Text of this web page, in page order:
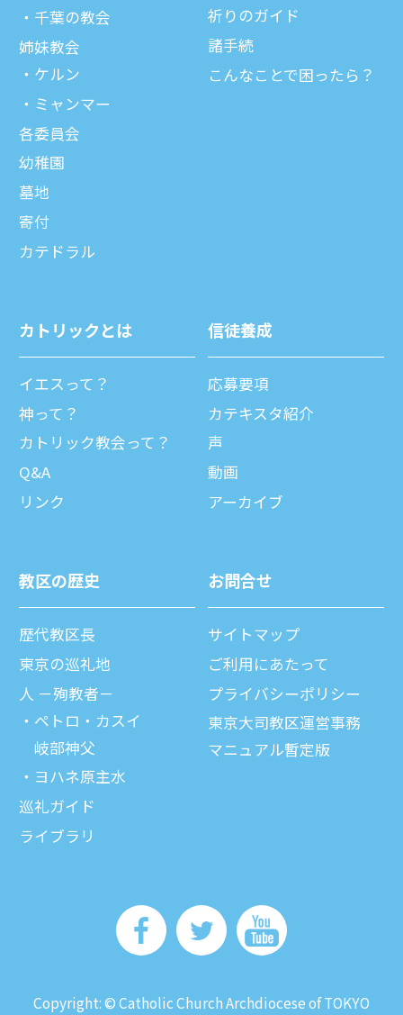
千葉の教会
姉妹教会
ケルン
ミャンマー
各委員会
幼稚園
墓地
寄付
カテドラル
祈りのガイド
諸⼿続
こんなことで困ったら？
カトリックとは
イエスって？
神って？
カトリック教会って？
Q&A
リンク
信徒養成
応募要項
カテキスタ紹介
声
動画
アーカイブ
教区の歴史
歴代教区⻑
東京の巡礼地
⼈ －殉教者－
ペトロ・カスイ
岐部神父
ヨハネ原主水
巡礼ガイド
ライブラリ
お問合せ
サイトマップ
ご利⽤にあたって
プライバシーポリシー
東京大司教区運営事務
マニュアル暫定版
Copyright: © Catholic Church Archdiocese of TOKYO